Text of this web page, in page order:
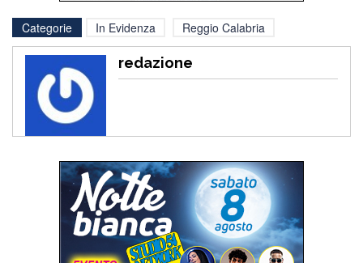
Categorie In Evidenza Reggio Calabria
redazione